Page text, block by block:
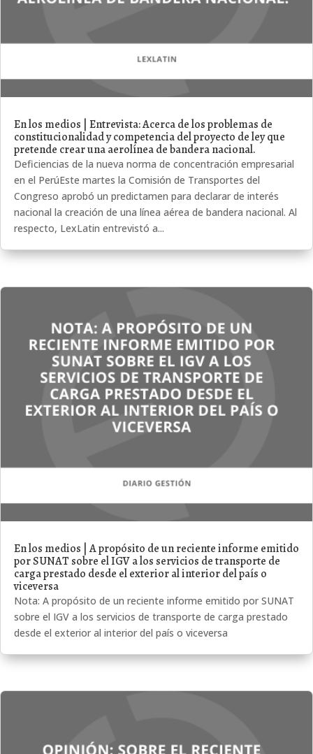
En los medios | Entrevista: Acerca de los problemas de
constitucionalidad y competencia del proyecto de ley que
pretende crear una aerolínea de bandera nacional.
Deficiencias de la nueva norma de concentración empresarial
en el PerúEste martes la Comisión de Transportes del
Congreso aprobó un predictamen para declarar de interés
nacional la creación de una línea aérea de bandera nacional. Al
respecto, LexLatin entrevistó a...
En los medios | A propósito de un reciente informe emitido
por SUNAT sobre el IGV a los servicios de transporte de
carga prestado desde el exterior al interior del país o
viceversa
Nota: A propósito de un reciente informe emitido por SUNAT
sobre el IGV a los servicios de transporte de carga prestado
desde el exterior al interior del país o viceversa